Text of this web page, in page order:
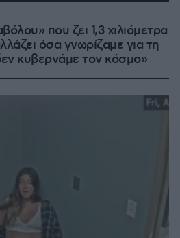
που ζει 1,3 χιλιόμετρα
όσα γνωρίζαμε για τη
κυβερνάμε τον κόσμο»